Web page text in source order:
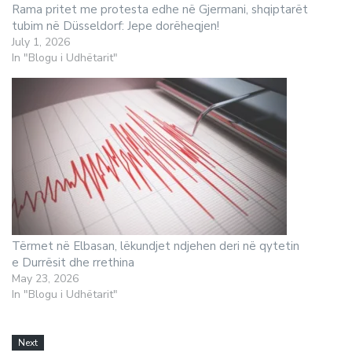
Rama pritet me protesta edhe në Gjermani, shqiptarët
tubim në Düsseldorf: Jepe dorëheqjen!
July 1, 2026
In "Blogu i Udhëtarit"
Tërmet në Elbasan, lëkundjet ndjehen deri në qytetin
e Durrësit dhe rrethina
May 23, 2026
In "Blogu i Udhëtarit"
Next